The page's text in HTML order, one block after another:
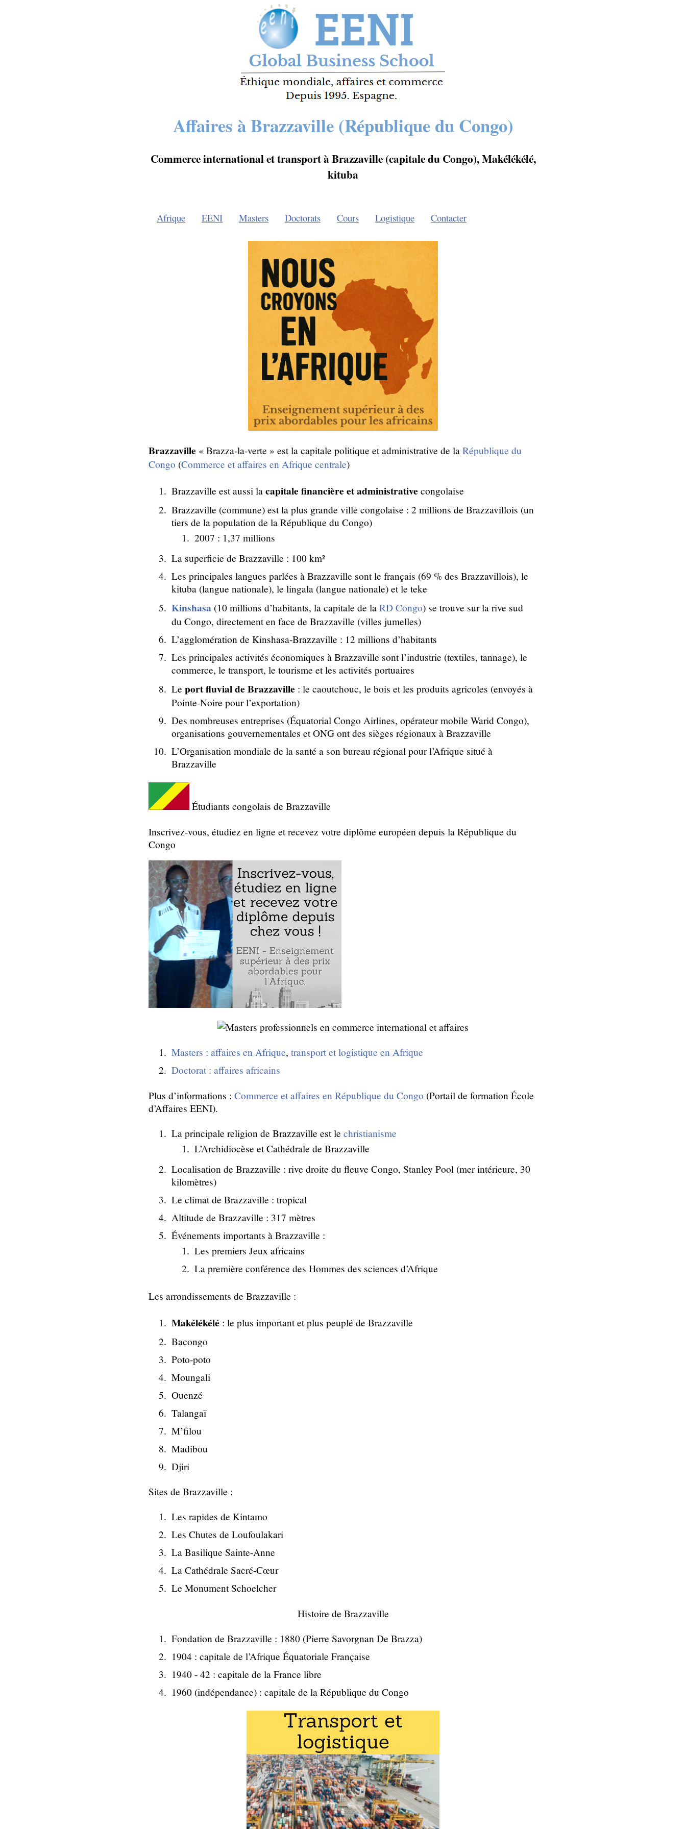
Affaires à Brazzaville (République du Congo)
Commerce international et transport à Brazzaville (capitale du Congo), Makélékélé,
kituba
Afrique EENI Masters Doctorats Cours Logistique Contacter
Brazzaville « Brazza-la-verte » est la capitale politique et administrative de la République du
Congo (Commerce et affaires en Afrique centrale)
Brazzaville est aussi la capitale financière et administrative congolaise
Brazzaville (commune) est la plus grande ville congolaise : 2 millions de Brazzavillois (un
tiers de la population de la République du Congo)
2007 : 1,37 millions
La superficie de Brazzaville : 100 km²
Les principales langues parlées à Brazzaville sont le français (69 % des Brazzavillois), le
kituba (langue nationale), le lingala (langue nationale) et le teke
Kinshasa (10 millions d’habitants, la capitale de la RD Congo) se trouve sur la rive sud
du Congo, directement en face de Brazzaville (villes jumelles)
L’agglomération de Kinshasa-Brazzaville : 12 millions d’habitants
Les principales activités économiques à Brazzaville sont l’industrie (textiles, tannage), le
commerce, le transport, le tourisme et les activités portuaires
Le port fluvial de Brazzaville : le caoutchouc, le bois et les produits agricoles (envoyés à
Pointe-Noire pour l’exportation)
Des nombreuses entreprises (Équatorial Congo Airlines, opérateur mobile Warid Congo),
organisations gouvernementales et ONG ont des sièges régionaux à Brazzaville
L’Organisation mondiale de la santé a son bureau régional pour l’Afrique situé à
Brazzaville
Étudiants congolais de Brazzaville
Inscrivez-vous, étudiez en ligne et recevez votre diplôme européen depuis la République du
Congo
Masters : affaires en Afrique, transport et logistique en Afrique
Doctorat : affaires africains
Plus d’informations : Commerce et affaires en République du Congo (Portail de formation École
d’Affaires EENI).
La principale religion de Brazzaville est le christianisme
L’Archidiocèse et Cathédrale de Brazzaville
Localisation de Brazzaville : rive droite du fleuve Congo, Stanley Pool (mer intérieure, 30
kilomètres)
Le climat de Brazzaville : tropical
Altitude de Brazzaville : 317 mètres
Événements importants à Brazzaville :
Les premiers Jeux africains
La première conférence des Hommes des sciences d’Afrique
Les arrondissements de Brazzaville :
Makélékélé : le plus important et plus peuplé de Brazzaville
Bacongo
Poto-poto
Moungali
Ouenzé
Talangaï
M’filou
Madibou
Djiri
Sites de Brazzaville :
Les rapides de Kintamo
Les Chutes de Loufoulakari
La Basilique Sainte-Anne
La Cathédrale Sacré-Cœur
Le Monument Schoelcher
Histoire de Brazzaville
Fondation de Brazzaville : 1880 (Pierre Savorgnan De Brazza)
1904 : capitale de l’Afrique Équatoriale Française
1940 - 42 : capitale de la France libre
1960 (indépendance) : capitale de la République du Congo